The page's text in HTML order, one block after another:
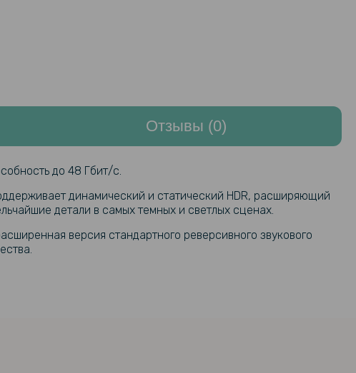
Отзывы (0)
до 48 Гбит/с.
динамический и статический HDR, расширяющий
детали в самых темных и светлых сценах.
версия стандартного реверсивного звукового